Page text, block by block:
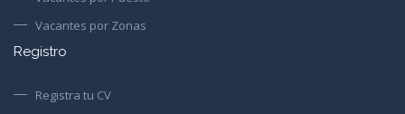
Vacantes por Zonas
Registro
Registra tu CV